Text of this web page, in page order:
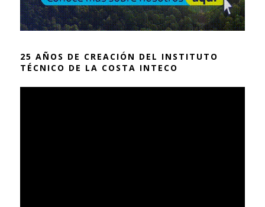
25 AÑOS DE CREACIÓN DEL INSTITUTO
TÉCNICO DE LA COSTA INTECO